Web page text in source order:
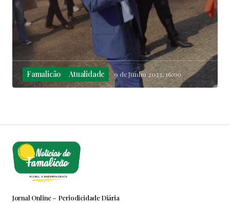
Famalicão Atualidade 9 de Junho 2023, 16:00
Jornal Online – Periodicidade Diária